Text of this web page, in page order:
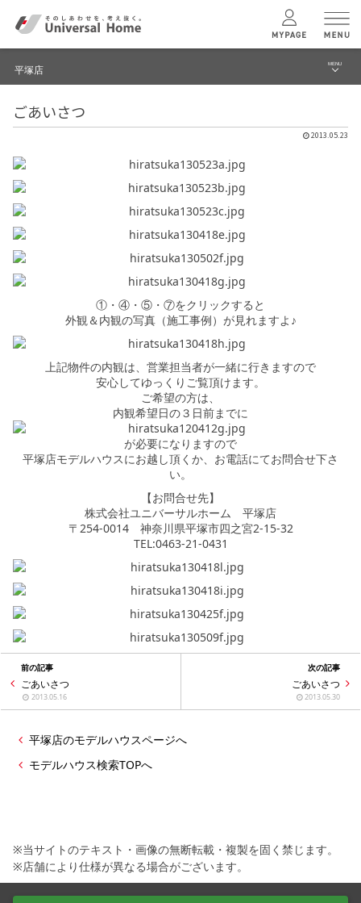
ユニバーサル
コンセプトプラン
モデルハウス検索・見学予約
シミュレーション
キャンペーン・コラボ情報
家づくりの知識
企業情報
平塚店 MENU
ブログ
イベント
モデルハウス見学予約
平塚店 TOPへ
ごあいさつ
2013.05.23
①・④・⑤・⑦をクリックすると
外観＆内観の写真（施工事例）が見れますよ♪
上記物件の内観は、営業担当者が一緒に行きますので
安心してゆっくりご覧頂けます。
ご希望の方は、
内観希望日の３日前までに
が必要になりますので
平塚店モデルハウスにお越し頂くか、お電話にてお問合せ下さ
い。
【お問合せ先】
株式会社ユニバーサルホーム 平塚店
〒254-0014 神奈川県平塚市四之宮2-15-32
TEL:0463-21-0431
前の記事
ごあいさつ
2013.05.16
次の記事
ごあいさつ
2013.05.30
平塚店のモデルハウスページへ
モデルハウス検索TOPへ
※当サイトのテキスト・画像の無断転載・複製を固く禁じます。
※店舗により仕様が異なる場合がございます。